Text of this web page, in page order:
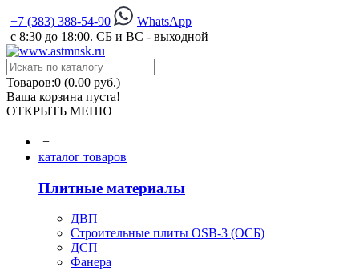
+7 (383) 388-54-90
WhatsApp
с 8:30 до 18:00. СБ и ВС - выходной
Товаров:0 (0.00 руб.)
Ваша корзина пуста!
ОТКРЫТЬ МЕНЮ
+
каталог товаров
Плитные материалы
ДВП
Строительные плиты OSB-3 (ОСБ)
ДСП
Фанера